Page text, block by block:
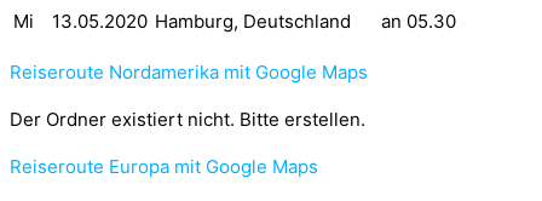
Mi
13.05.2020 Hamburg, Deutschland an 05.30
Reiseroute Nordamerika mit Google Maps
Der Ordner existiert nicht. Bitte erstellen.
Reiseroute Europa mit Google Maps